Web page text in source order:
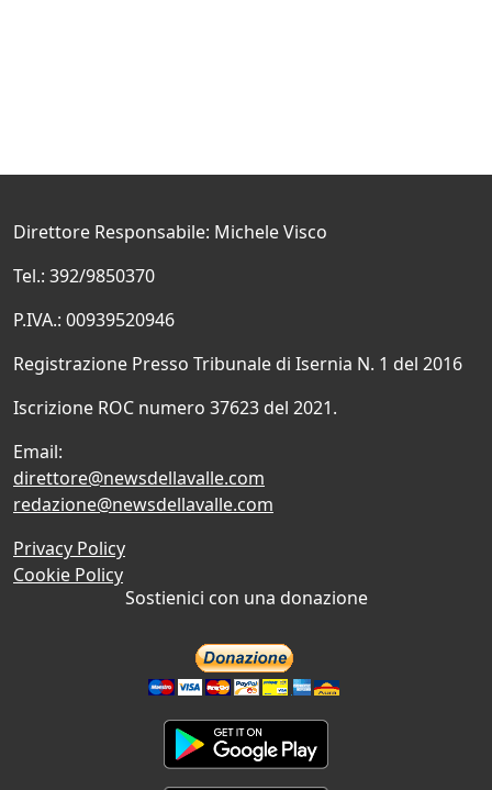
Direttore Responsabile: Michele Visco
Tel.: 392/9850370
P.IVA.: 00939520946
Registrazione Presso Tribunale di Isernia N. 1 del 2016
Iscrizione ROC numero 37623 del 2021.
Email:
direttore@newsdellavalle.com
redazione@newsdellavalle.com
Privacy Policy
Cookie Policy
Sostienici con una donazione